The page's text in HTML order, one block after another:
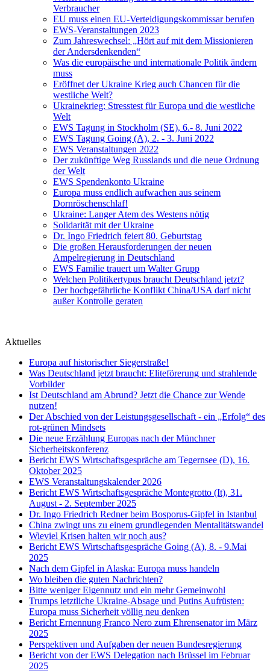
Verbraucher
EU muss einen EU-Verteidigungskommissar berufen
EWS-Veranstaltungen 2023
Zum Jahreswechsel: „Hört auf mit dem Missionieren
der Andersdenkenden“
Was die europäische und internationale Politik ändern
muss
Eröffnet der Ukraine Krieg auch Chancen für die
westliche Welt?
Ukrainekrieg: Stresstest für Europa und die westliche
Welt
EWS Tagung in Stockholm (SE), 6.- 8. Juni 2022
EWS Tagung Going (A), 2. - 3. Juni 2022
EWS Veranstaltungen 2022
Der zukünftige Weg Russlands und die neue Ordnung
der Welt
EWS Spendenkonto Ukraine
Europa muss endlich aufwachen aus seinem
Dornröschenschlaf!
Ukraine: Langer Atem des Westens nötig
Solidarität mit der Ukraine
Dr. Ingo Friedrich feiert 80. Geburtstag
Die großen Herausforderungen der neuen
Ampelregierung in Deutschland
EWS Familie trauert um Walter Grupp
Welchen Politikertypus braucht Deutschland jetzt?
Der hochgefährliche Konflikt China/USA darf nicht
außer Kontrolle geraten
Aktuelles
Europa auf historischer Siegerstraße!
Was Deutschland jetzt braucht: Eliteförerung und strahlende
Vorbilder
Ist Deutschland am Abrund? Jetzt die Chance zur Wende
nutzen!
Der Abschied von der Leistungsgesellschaft - ein „Erfolg“ des
rot-grünen Mindsets
Die neue Erzählung Europas nach der Münchner
Sicherheitskonferenz
Bericht EWS Wirtschaftsgespräche am Tegernsee (D), 16.
Oktober 2025
EWS Veranstaltungskalender 2026
Bericht EWS Wirtschaftsgespräche Montegrotto (It), 31.
August - 2. September 2025
Dr. Ingo Friedrich Redner beim Bosporus-Gipfel in Istanbul
China zwingt uns zu einem grundlegenden Mentalitätswandel
Wieviel Krisen halten wir noch aus?
Bericht EWS Wirtschaftsgespräche Going (A), 8. - 9.Mai
2025
Nach dem Gipfel in Alaska: Europa muss handeln
Wo bleiben die guten Nachrichten?
Bitte weniger Eigennutz und ein mehr Gemeinwohl
Trumps letztliche Ukraine-Absage und Putins Aufrüsten:
Europa muss Sicherheit völlig neu denken
Bericht Ernennung Franco Nero zum Ehrensenator im März
2025
Perspektiven und Aufgaben der neuen Bundesregierung
Bericht von der EWS Delegation nach Brüssel im Februar
2025